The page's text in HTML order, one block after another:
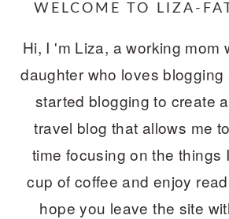
WELCOME TO LIZA-
Hi, I 'm Liza, a working mom
daughter who loves blogging
started blogging to create
travel blog that allows me
time focusing on the things
cup of coffee and enjoy
hope you leave the site